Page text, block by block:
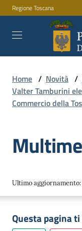
Vai al contenuto
Vai alla navigazione
Vai al footer
Regione Toscana
Amministrazione
e
Home / Novità /
Valter Tamburini
Commercio della
Ultimo aggiornamento:
Questa pagina